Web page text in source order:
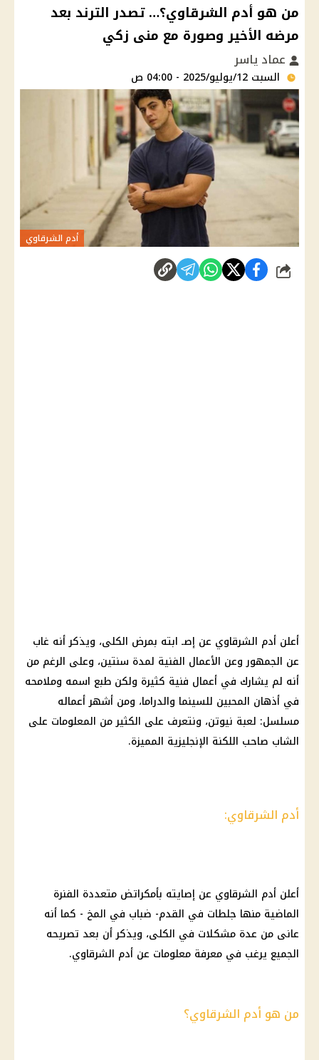
من هو أدم الشرقاوي؟… تصدر الترند بعد
مرضه الأخير وصورة مع منى زكي
عماد ياسر
السبت 12/يوليو/2025 - 04:00 ص
أدم الشرقاوي
شارك
أعلن أدم الشرقاوي عن إصـ ابته بمرض الكلى، ويذكر أنه غاب
عن الجمهور وعن الأعمال الفنية لمدة سنتين، وعلى الرغم من
أنه لم يشارك في أعمال فنية كثيرة ولكن طبع اسمه وملامحه
في أذهان المحبين للسينما والدراما، ومن أشهر أعماله
مسلسل: لعبة نيوتن، ونتعرف على الكثير من المعلومات على
الشاب صاحب اللكنة الإنجليزية المميزة.
أدم الشرقاوي:
أعلن أدم الشرقاوي عن إصايته بأمكراتض متعددة الفنرة
الماضية منها جلطات في القدم- ضباب في المخ - كما أنه
عانى من عدة مشكلات في الكلى، ويذكر أن بعد تصريحه
الجميع يرغب في معرفة معلومات عن أدم الشرقاوي.
من هو أدم الشرقاوي؟